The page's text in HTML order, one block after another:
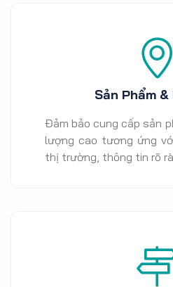
Sản Phẩm
Đảm bảo cung cấp sản
lượng cao tương ứng
thị trường, thông tin rõ